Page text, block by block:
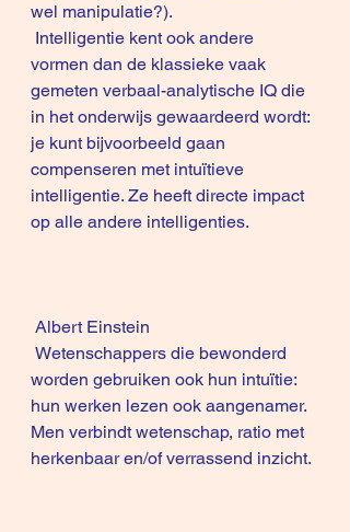
wel manipulatie?).
vormen dan de klassieke vaak
gemeten verbaal-analytische IQ die
in het onderwijs gewaardeerd wordt:
je kunt bijvoorbeeld gaan
compenseren met intuïtieve
intelligentie. Ze heeft directe impact
op alle andere intelligenties.
Albert Einstein
worden gebruiken ook hun intuïtie:
hun werken lezen ook aangenamer.
Men verbindt wetenschap, ratio met
herkenbaar en/of verrassend inzicht.